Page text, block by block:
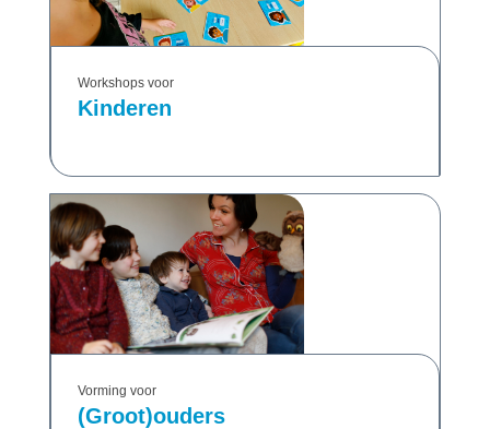
Workshops voor
Kinderen
Vorming voor
(Groot)ouders